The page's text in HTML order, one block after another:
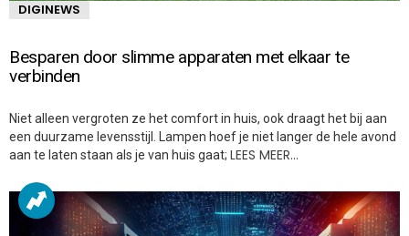
DIGINEWS
Besparen door slimme apparaten met elkaar te
verbinden
Niet alleen vergroten ze het comfort in huis, ook draagt het bij aan
een duurzame levensstijl. Lampen hoef je niet langer de hele avond
aan te laten staan als je van huis gaat; LEES MEER…